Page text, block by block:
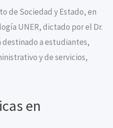
de Sociedad y Estado, en
UNER, dictado por el Dr.
destinado a estudiantes,
y de servicios,
en